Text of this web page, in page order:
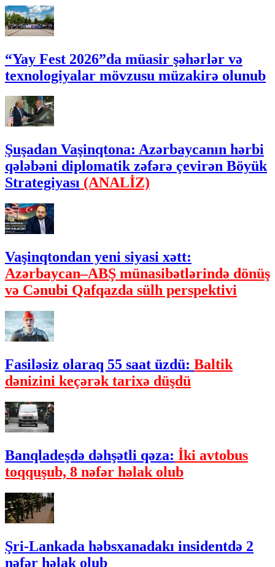
“Yay Fest 2026”da müasir şəhərlər və
texnologiyalar mövzusu müzakirə olunub
Şuşadan Vaşinqtona: Azərbaycanın hərbi
qələbəni diplomatik zəfərə çevirən Böyük
Strategiyası (ANALİZ)
Vaşinqtondan yeni siyasi xətt:
Azərbaycan–ABŞ münasibətlərində dönüş
və Cənubi Qafqazda sülh perspektivi
Fasiləsiz olaraq 55 saat üzdü: Baltik
dənizini keçərək tarixə düşdü
Banqladeşdə dəhşətli qəza: İki avtobus
toqquşub, 8 nəfər həlak olub
Şri-Lankada həbsxanadakı insidentdə 2
nəfər həlak olub